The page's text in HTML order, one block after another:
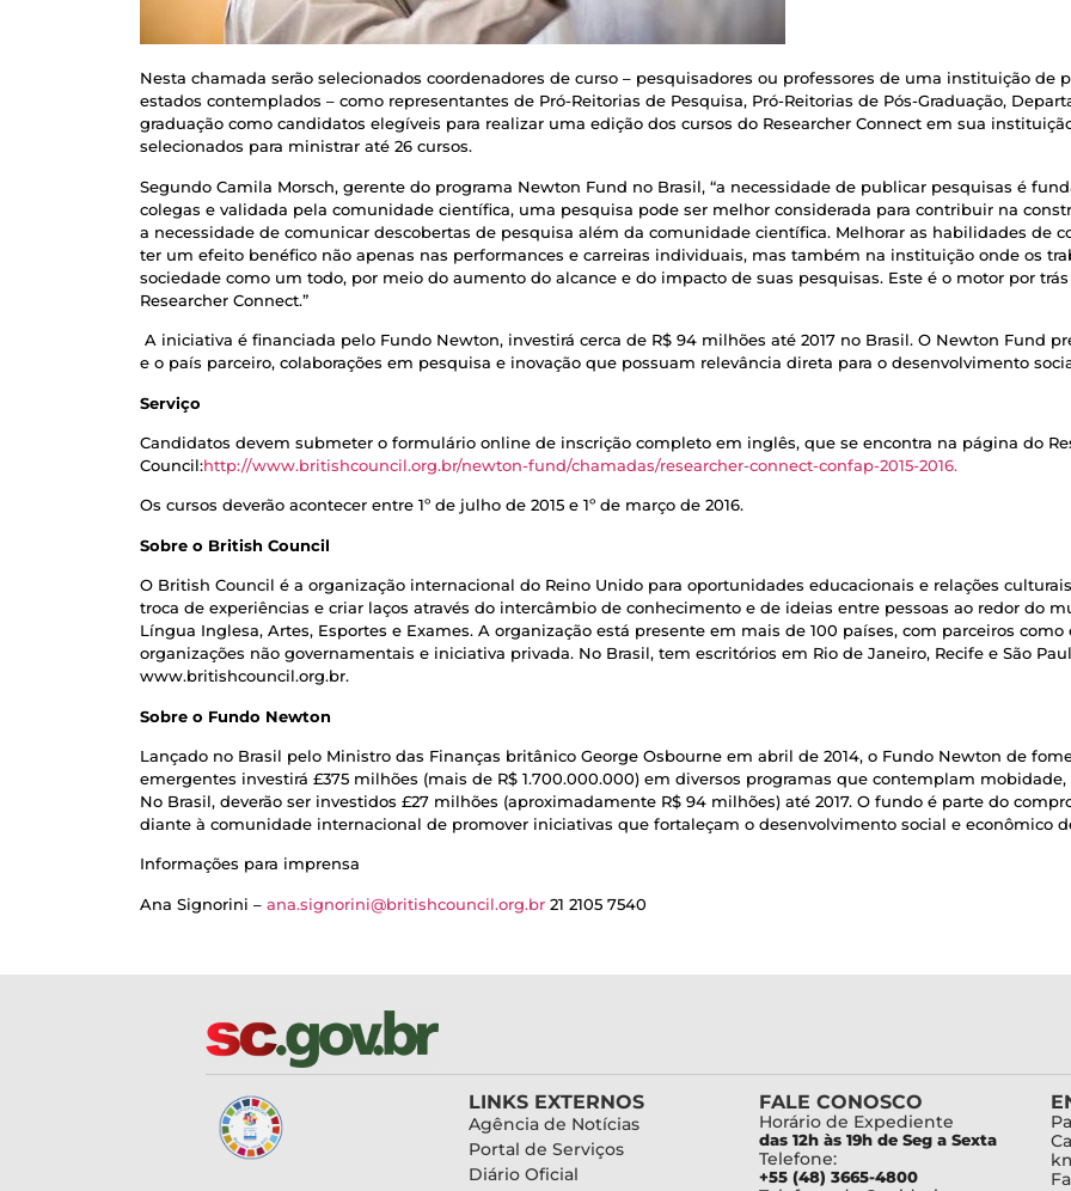
Nesta chamada serão selecionados coordenadores de curso – pesquisadores ou professores de uma instituição de
estados contemplados – como representantes de Pró-Reitorias de Pesquisa, Pró-Reitorias de Pós-Graduação,
graduação como candidatos elegíveis para realizar uma edição dos cursos do Researcher Connect em sua
selecionados para ministrar até 26 cursos.
Segundo Camila Morsch, gerente do programa Newton Fund no Brasil, “a necessidade de publicar pesquisas é
colegas e validada pela comunidade científica, uma pesquisa pode ser melhor considerada para contribuir na
a necessidade de comunicar descobertas de pesquisa além da comunidade científica. Melhorar as habilidades de
ter um efeito benéfico não apenas nas performances e carreiras individuais, mas também na instituição onde os
sociedade como um todo, por meio do aumento do alcance e do impacto de suas pesquisas. Este é o motor por
Researcher Connect.”
A iniciativa é financiada pelo Fundo Newton, investirá cerca de R$ 94 milhões até 2017 no Brasil. O Newton Fund
e o país parceiro, colaborações em pesquisa e inovação que possuam relevância direta para o desenvolvimento
Serviço
Candidatos devem submeter o formulário online de inscrição completo em inglês, que se encontra na página do
Council:http://www.britishcouncil.org.br/newton-fund/chamadas/researcher-connect-confap-2015-2016.
Os cursos deverão acontecer entre 1º de julho de 2015 e 1º de março de 2016.
Sobre o British Council
O British Council é a organização internacional do Reino Unido para oportunidades educacionais e relações
troca de experiências e criar laços através do intercâmbio de conhecimento e de ideias entre pessoas ao redor do
Língua Inglesa, Artes, Esportes e Exames. A organização está presente em mais de 100 países, com parceiros
organizações não governamentais e iniciativa privada. No Brasil, tem escritórios em Rio de Janeiro, Recife e São
www.britishcouncil.org.br.
Sobre o Fundo Newton
Lançado no Brasil pelo Ministro das Finanças britânico George Osbourne em abril de 2014, o Fundo Newton de
emergentes investirá £375 milhões (mais de R$ 1.700.000.000) em diversos programas que contemplam mobidade,
No Brasil, deverão ser investidos £27 milhões (aproximadamente R$ 94 milhões) até 2017. O fundo é parte do
diante à comunidade internacional de promover iniciativas que fortaleçam o desenvolvimento social e econômico
Informações para imprensa
Ana Signorini – ana.signorini@britishcouncil.org.br 21 2105 7540
LINKS EXTERNOS
Agência de Notícias
Portal de Serviços
Diário Oficial
FALE CONOSCO
Horário de Expediente
das 12h às 19h de Seg a Sexta
Telefone:
+55 (48) 3665-4800